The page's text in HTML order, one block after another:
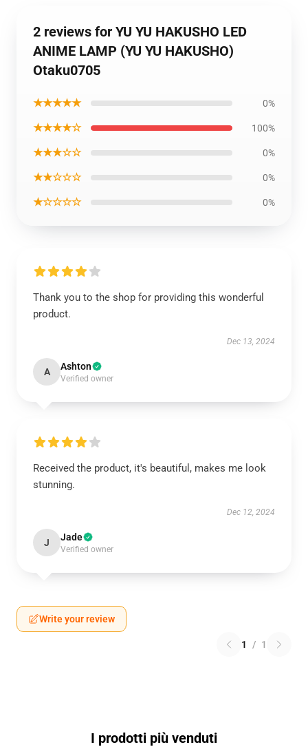
2 reviews for YU YU HAKUSHO LED
ANIME LAMP (YU YU HAKUSHO)
Otaku0705
★★★★★ 0%
★★★★☆ 100%
★★★☆☆ 0%
★★☆☆☆ 0%
★☆☆☆☆ 0%
Thank you to the shop for providing this wonderful
product.
Dec 13, 2024
A Ashton
Verified owner
Received the product, it's beautiful, makes me look
stunning.
Dec 12, 2024
J Jade
Verified owner
Write your review
1 / 1
I prodotti più venduti